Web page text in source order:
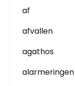
af
afvallen
agathos
alarmeringen